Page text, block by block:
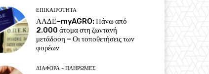
ΕΠΙΚΑΙΡΌΤΗΤΑ
ΑΑΔΕ–myAGRO: Πάνω από
2.000 άτομα στη ζωντανή
μετάδοση – Οι τοποθετήσεις των
φορέων
ΔΙΆΦΟΡΑ - ΠΛΗΡΩΜΈΣ